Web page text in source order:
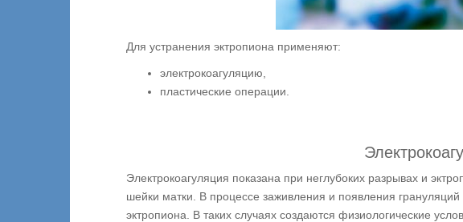
Для устранения эктропиона применяют:
электрокоагуляцию,
пластические операции.
Электрокоагуляция показана при неглубоких разрывах и
шейки матки. В процессе заживления и появления
эктропиона. В таких случаях создаются физиологические